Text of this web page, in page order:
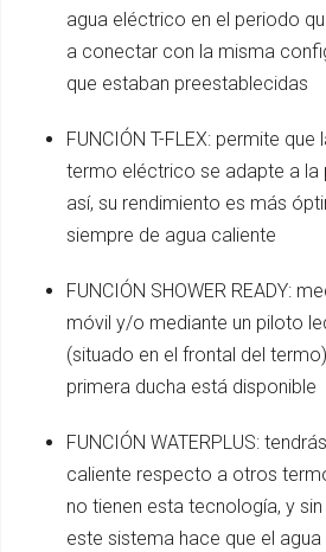
agua eléctrico en el periodo
a conectar con la misma
que estaban preestablecidas
FUNCIÓN T-FLEX: permite
termo eléctrico se adapte a la
así, su rendimiento es más
siempre de agua caliente
FUNCIÓN SHOWER READY:
móvil y/o mediante un piloto
(situado en el frontal del
primera ducha está disponible
FUNCIÓN WATERPLUS:
caliente respecto a otros
no tienen esta tecnología, y
este sistema hace que el